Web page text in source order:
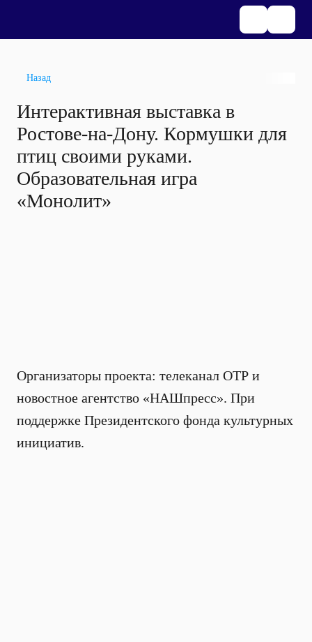
Назад
Интерактивная выставка в
Ростове-на-Дону. Кормушки для
птиц своими руками.
Образовательная игра
«Монолит»
Организаторы проекта: телеканал ОТР и
новостное агентство «НАШпресс». При
поддержке Президентского фонда культурных
инициатив.